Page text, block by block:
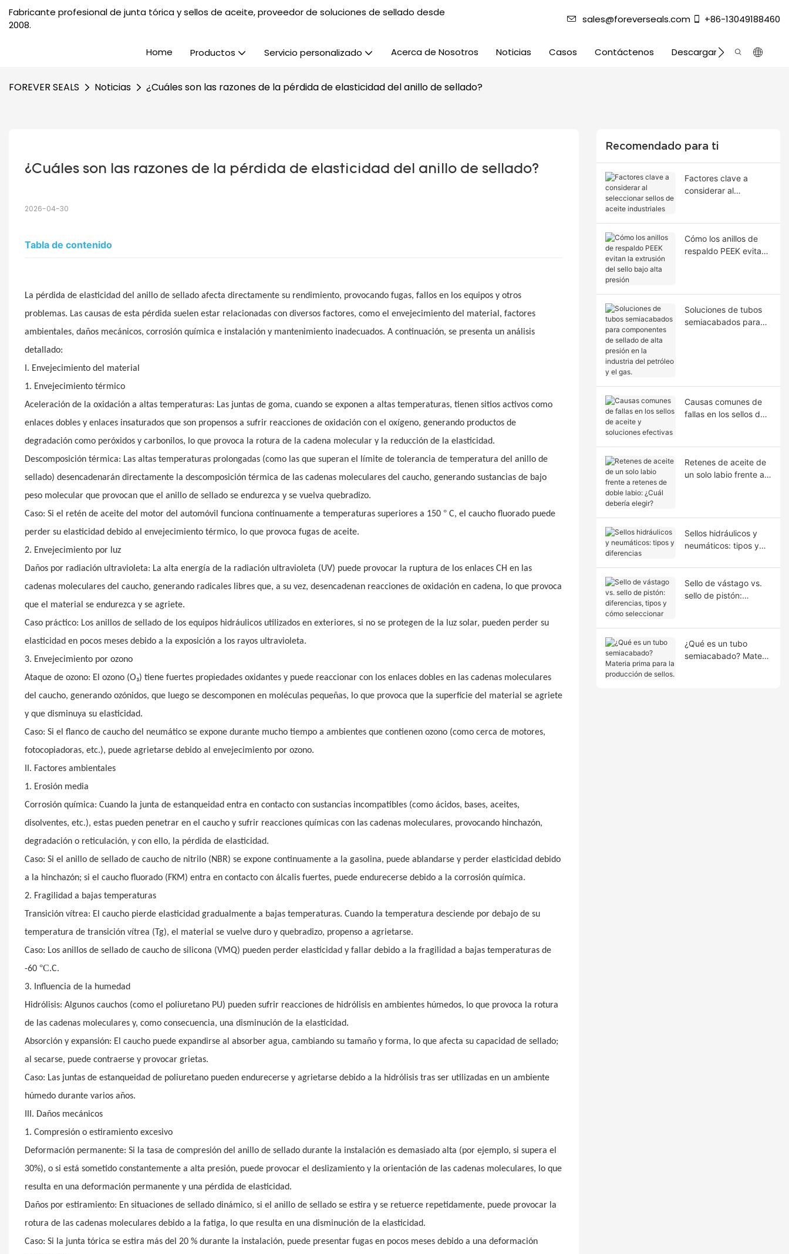
Fabricante profesional de junta tórica y sellos de aceite, proveedor de soluciones de sellado desde
2008.
sales@foreverseals.com +86-13049188460
Home Productos Servicio personalizado Acerca de Nosotros Noticias Casos Contáctenos Descargar
FOREVER SEALS Noticias ¿Cuáles son las razones de la pérdida de elasticidad del anillo de sellado?
¿Cuáles son las razones de la pérdida de elasticidad del anillo de sellado?
2026-04-30
Tabla de contenido
La pérdida de elasticidad del anillo de sellado afecta directamente su rendimiento, provocando fugas, fallos en los equipos y otros
problemas. Las causas de esta pérdida suelen estar relacionadas con diversos factores, como el envejecimiento del material, factores
ambientales, daños mecánicos, corrosión química e instalación y mantenimiento inadecuados. A continuación, se presenta un análisis
detallado:
I. Envejecimiento del material
1. Envejecimiento térmico
Aceleración de la oxidación a altas temperaturas: Las juntas de goma, cuando se exponen a altas temperaturas, tienen sitios activos como
enlaces dobles y enlaces insaturados que son propensos a sufrir reacciones de oxidación con el oxígeno, generando productos de
degradación como peróxidos y carbonilos, lo que provoca la rotura de la cadena molecular y la reducción de la elasticidad.
Descomposición térmica: Las altas temperaturas prolongadas (como las que superan el límite de tolerancia de temperatura del anillo de
sellado) desencadenarán directamente la descomposición térmica de las cadenas moleculares del caucho, generando sustancias de bajo
peso molecular que provocan que el anillo de sellado se endurezca y se vuelva quebradizo.
Caso: Si el retén de aceite del motor del automóvil funciona continuamente a temperaturas superiores a 150 ° C, el caucho fluorado puede
perder su elasticidad debido al envejecimiento térmico, lo que provoca fugas de aceite.
2. Envejecimiento por luz
Daños por radiación ultravioleta: La alta energía de la radiación ultravioleta (UV) puede provocar la ruptura de los enlaces CH en las
cadenas moleculares del caucho, generando radicales libres que, a su vez, desencadenan reacciones de oxidación en cadena, lo que provoca
que el material se endurezca y se agriete.
Caso práctico: Los anillos de sellado de los equipos hidráulicos utilizados en exteriores, si no se protegen de la luz solar, pueden perder su
elasticidad en pocos meses debido a la exposición a los rayos ultravioleta.
3. Envejecimiento por ozono
Ataque de ozono: El ozono (O₃) tiene fuertes propiedades oxidantes y puede reaccionar con los enlaces dobles en las cadenas moleculares
del caucho, generando ozónidos, que luego se descomponen en moléculas pequeñas, lo que provoca que la superficie del material se agriete
y que disminuya su elasticidad.
Caso: Si el flanco de caucho del neumático se expone durante mucho tiempo a ambientes que contienen ozono (como cerca de motores,
fotocopiadoras, etc.), puede agrietarse debido al envejecimiento por ozono.
II. Factores ambientales
1. Erosión media
Corrosión química: Cuando la junta de estanqueidad entra en contacto con sustancias incompatibles (como ácidos, bases, aceites,
disolventes, etc.), estas pueden penetrar en el caucho y sufrir reacciones químicas con las cadenas moleculares, provocando hinchazón,
degradación o reticulación, y con ello, la pérdida de elasticidad.
Caso: Si el anillo de sellado de caucho de nitrilo (NBR) se expone continuamente a la gasolina, puede ablandarse y perder elasticidad debido
a la hinchazón; si el caucho fluorado (FKM) entra en contacto con álcalis fuertes, puede endurecerse debido a la corrosión química.
2. Fragilidad a bajas temperaturas
Transición vítrea: El caucho pierde elasticidad gradualmente a bajas temperaturas. Cuando la temperatura desciende por debajo de su
temperatura de transición vítrea (Tg), el material se vuelve duro y quebradizo, propenso a agrietarse.
Caso: Los anillos de sellado de caucho de silicona (VMQ) pueden perder elasticidad y fallar debido a la fragilidad a bajas temperaturas de
-60 °C.C.
3. Influencia de la humedad
Hidrólisis: Algunos cauchos (como el poliuretano PU) pueden sufrir reacciones de hidrólisis en ambientes húmedos, lo que provoca la rotura
de las cadenas moleculares y, como consecuencia, una disminución de la elasticidad.
Absorción y expansión: El caucho puede expandirse al absorber agua, cambiando su tamaño y forma, lo que afecta su capacidad de sellado;
al secarse, puede contraerse y provocar grietas.
Caso: Las juntas de estanqueidad de poliuretano pueden endurecerse y agrietarse debido a la hidrólisis tras ser utilizadas en un ambiente
húmedo durante varios años.
III. Daños mecánicos
1. Compresión o estiramiento excesivo
Deformación permanente: Si la tasa de compresión del anillo de sellado durante la instalación es demasiado alta (por ejemplo, si supera el
30%), o si está sometido constantemente a alta presión, puede provocar el deslizamiento y la orientación de las cadenas moleculares, lo que
resulta en una deformación permanente y una pérdida de elasticidad.
Daños por estiramiento: En situaciones de sellado dinámico, si el anillo de sellado se estira y se retuerce repetidamente, puede provocar la
rotura de las cadenas moleculares debido a la fatiga, lo que resulta en una disminución de la elasticidad.
Caso: Si la junta tórica se estira más del 20 % durante la instalación, puede presentar fugas en pocos meses debido a una deformación
Recomendado para ti
Factores clave a
considerar al
Cómo los anillos de
respaldo PEEK evitan
Soluciones de tubos
semiacabados para
Causas comunes de
fallas en los sellos de
Retenes de aceite de
un solo labio frente a
Sellos hidráulicos y
neumáticos: tipos y
Sello de vástago vs.
sello de pistón:
¿Qué es un tubo
semiacabado? Materia